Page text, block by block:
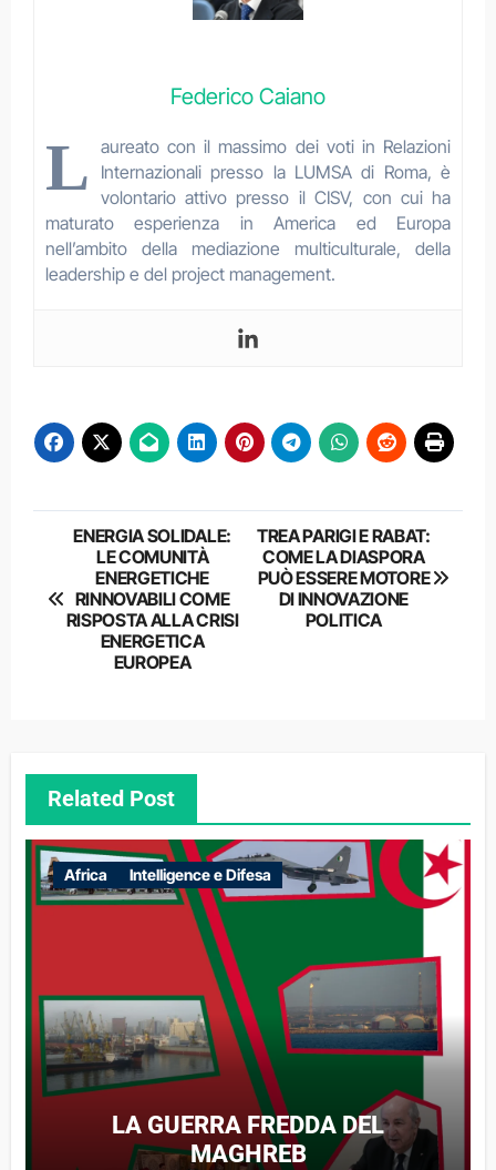
Federico Caiano
L aureato con il massimo dei voti in Relazioni
Internazionali presso la LUMSA di Roma, è
volontario attivo presso il CISV, con cui ha
maturato esperienza in America ed Europa
nell’ambito della mediazione multiculturale, della
leadership e del project management.
Navigazione
articoli
ENERGIA SOLIDALE:
LE COMUNITÀ
ENERGETICHE
RINNOVABILI COME
RISPOSTA ALLA CRISI
ENERGETICA
EUROPEA
TREA PARIGI E RABAT:
COME LA DIASPORA
PUÒ ESSERE MOTORE
DI INNOVAZIONE
POLITICA
Related Post
Africa Intelligence e Difesa
LA GUERRA FREDDA DEL
MAGHREB